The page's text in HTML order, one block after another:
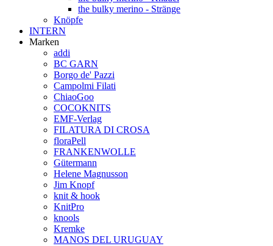
the bulky merino - Stränge
Knöpfe
INTERN
Marken
addi
BC GARN
Borgo de' Pazzi
Campolmi Filati
ChiaoGoo
COCOKNITS
EMF-Verlag
FILATURA DI CROSA
floraPell
FRANKENWOLLE
Gütermann
Helene Magnusson
Jim Knopf
knit & hook
KnitPro
knools
Kremke
MANOS DEL URUGUAY